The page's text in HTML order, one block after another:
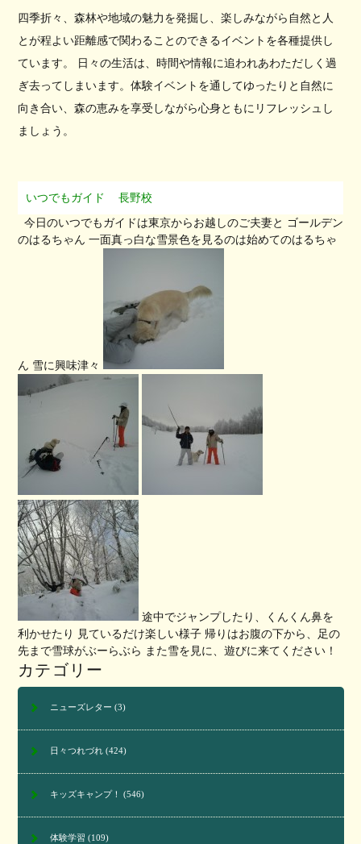
四季折々、森林や地域の魅力を発掘し、楽しみながら自然と人
とが程よい距離感で関わることのできるイベントを各種提供し
ています。 日々の生活は、時間や情報に追われあわただしく過
ぎ去ってしまいます。体験イベントを通してゆったりと自然に
向き合い、森の恵みを享受しながら心身ともにリフレッシュし
ましょう。
いつでもガイド 長野校
今日のいつでもガイドは東京からお越しのご夫妻と ゴールデン
のはるちゃん 一面真っ白な雪景色を見るのは始めてのはるちゃ
ん 雪に興味津々
途中でジャンプしたり、くんくん鼻を
利かせたり 見ているだけ楽しい様子 帰りはお腹の下から、足の
先まで雪球がぶーらぶら また雪を見に、遊びに来てください！
カテゴリー
ニューズレター (3)
日々つれづれ(424)
キッズキャンプ！ (546)
体験学習 (109)